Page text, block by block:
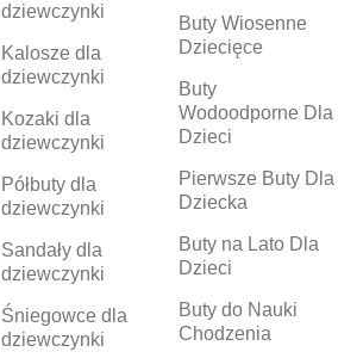
dziewczynki
Kalosze dla
dziewczynki
Kozaki dla
dziewczynki
Półbuty dla
dziewczynki
Sandały dla
dziewczynki
Śniegowce dla
dziewczynki
Buty Wiosenne
Dziecięce
Buty
Wodoodporne Dla
Dzieci
Pierwsze Buty Dla
Dziecka
Buty na Lato Dla
Dzieci
Buty do Nauki
Chodzenia